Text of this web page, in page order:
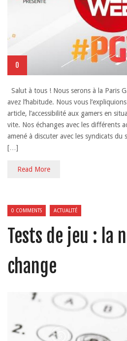
0
Salut à tous ! Nous serons à la Paris
avez l’habitude. Nous vous
article, l’accessibilité aux gamers en
vite. Nos échanges avec les différents
amené à discuter avec les syndicats du
[…]
Read More
0 COMMENTS ACTUALITÉ
Tests de jeu : la
change